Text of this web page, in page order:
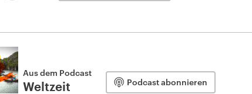
Aus dem Podcast
Weltzeit Podcast abonnieren